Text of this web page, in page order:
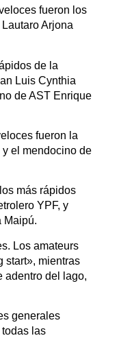
fueron los
Arjona
de la
Luis Cynthia
de AST Enrique
fueron la
el mendocino de
más rápidos
YPF, y
Maipú.
Los amateurs
start», mientras
adentro del lago,
generales
las